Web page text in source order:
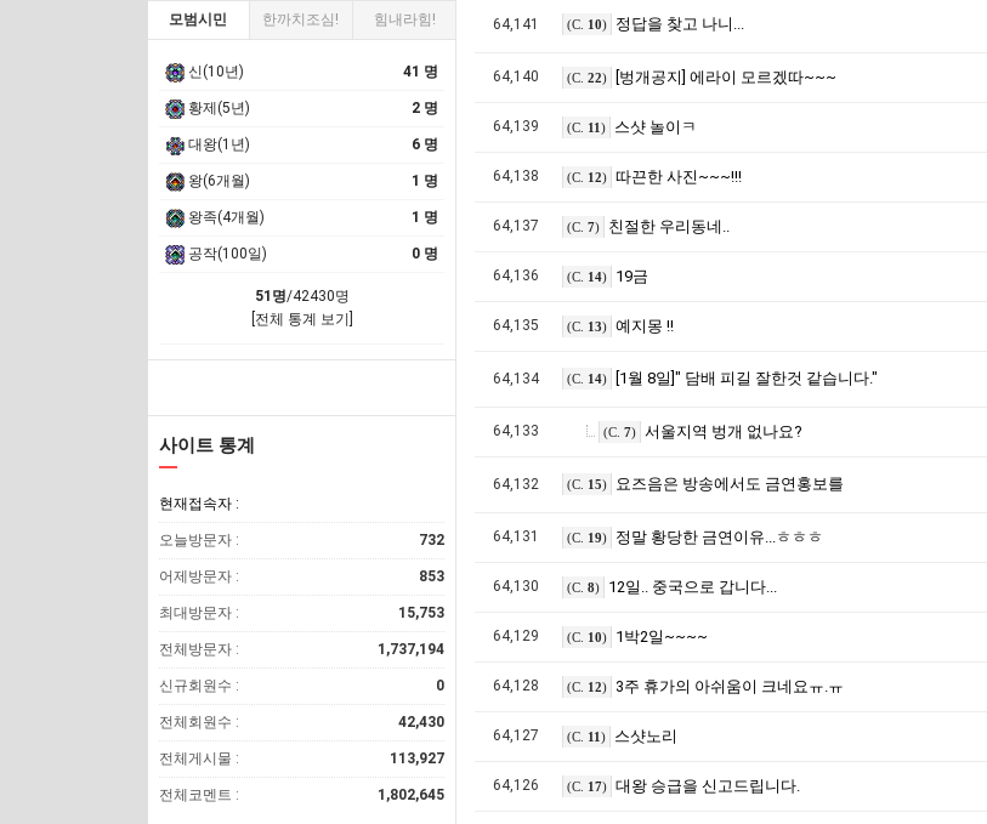
모범시민 한까치조심! 힘내라힘!
신(10년) 41 명
황제(5년) 2 명
대왕(1년) 6 명
왕(6개월) 1 명
왕족(4개월) 1 명
공작(100일) 0 명
51명/42430명
[전체 통계 보기]
사이트 통계
현재접속자 :
오늘방문자 : 732
어제방문자 : 853
최대방문자 : 15,753
전체방문자 : 1,737,194
신규회원수 : 0
전체회원수 : 42,430
전체게시물 : 113,927
전체코멘트 : 1,802,645
64,141 (C. 10) 정답을 찾고 나니...
64,140 (C. 22) [벙개공지] 에라이 모르겠따~~~
64,139 (C. 11) 스샷 놀이ㅋ
64,138 (C. 12) 따끈한 사진~~~!!!
64,137 (C. 7) 친절한 우리동네..
64,136 (C. 14) 19금
64,135 (C. 13) 예지몽 !!
64,134 (C. 14) [1월 8일]" 담배 피길 잘한것 같습니다."
64,133 (C. 7) 서울지역 벙개 없나요?
64,132 (C. 15) 요즈음은 방송에서도 금연홍보를
64,131 (C. 19) 정말 황당한 금연이유...ㅎㅎㅎ
64,130 (C. 8) 12일.. 중국으로 갑니다...
64,129 (C. 10) 1박2일~~~~
64,128 (C. 12) 3주 휴가의 아쉬움이 크네요ㅠ.ㅠ
64,127 (C. 11) 스샷노리
64,126 (C. 17) 대왕 승급을 신고드립니다.